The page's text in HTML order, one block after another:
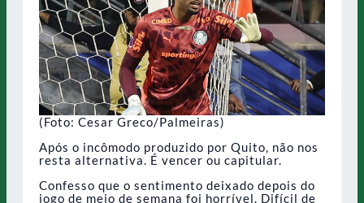
(Foto: Cesar Greco/Palmeiras)
Após o incômodo produzido por Quito, não nos
resta alternativa. É vencer ou capitular.
Confesso que o sentimento deixado depois do
jogo de meio de semana foi horrível. Difícil de